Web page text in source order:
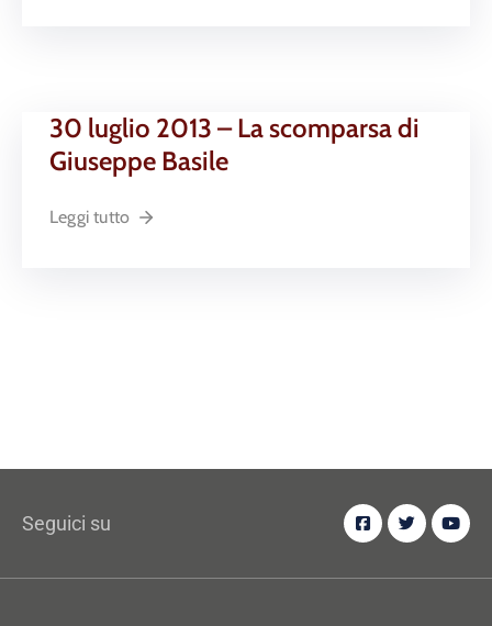
30 luglio 2013 – La scomparsa di
Giuseppe Basile
Leggi tutto
Seguici su